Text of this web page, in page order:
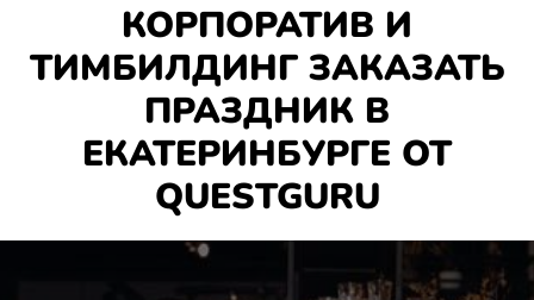
КОРПОРАТИВ И
ТИМБИЛДИНГ ЗАКАЗАТЬ
ПРАЗДНИК В
ЕКАТЕРИНБУРГЕ ОТ
QUESTGURU